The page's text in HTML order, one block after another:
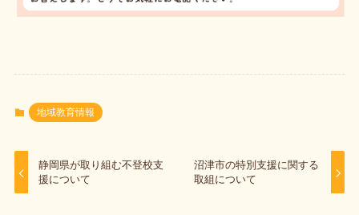
地域教育情報
静岡県が取り組む不登校支
援について
沼津市の特別支援に関する
取組について